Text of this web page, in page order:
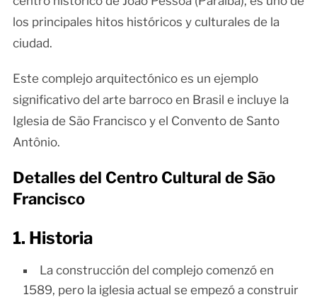
los principales hitos históricos y culturales de la
ciudad.
Este complejo arquitectónico es un ejemplo
significativo del arte barroco en Brasil e incluye la
Iglesia de São Francisco y el Convento de Santo
Antônio.
Detalles del Centro Cultural de São
Francisco
1. Historia
La construcción del complejo comenzó en
1589, pero la iglesia actual se empezó a construir